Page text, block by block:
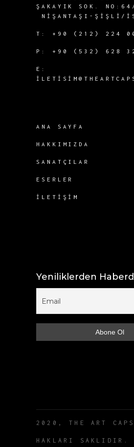
ŞAKAYIK SOK.
NIŞANTAŞI- ŞIŞLI/
T: +90 (212) 224
P: +90 (532) 628
E:
ANA SAYFA
HAKKIMIZDA
SANATÇILAR
ESERLER
İLETIŞIM
Yeniliklerden
2020, THE ART
HAKLARI SAKLIDIR.